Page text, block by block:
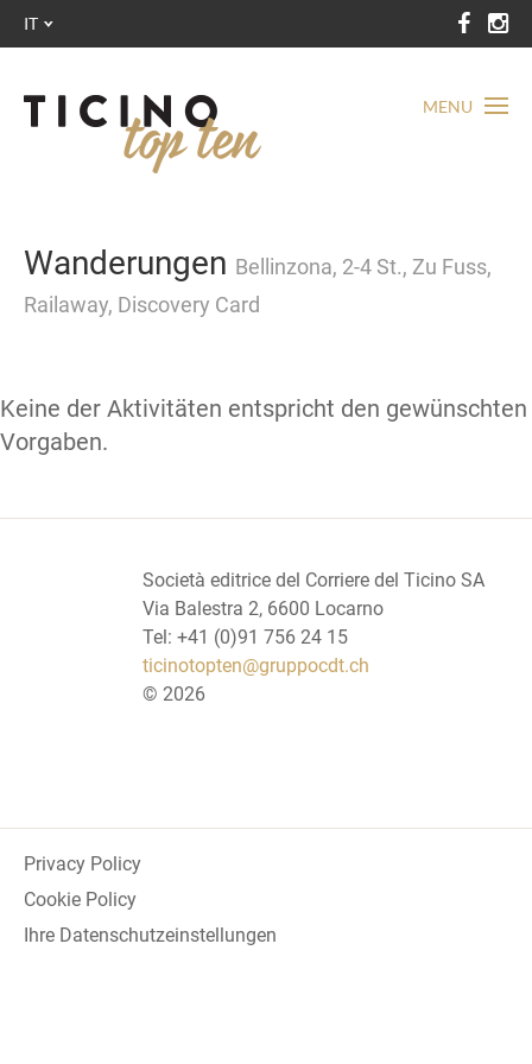
MENU
IT
Wanderungen Bellinzona, 2-4 St., Zu Fuss,
Railaway, Discovery Card
Keine der Aktivitäten entspricht den gewünschten
Vorgaben.
Società editrice del Corriere del Ticino SA
Via Balestra 2, 6600 Locarno
Tel: +41 (0)91 756 24 15
ticinotopten@gruppocdt.ch
© 2026
Privacy Policy
Cookie Policy
Ihre Datenschutzeinstellungen